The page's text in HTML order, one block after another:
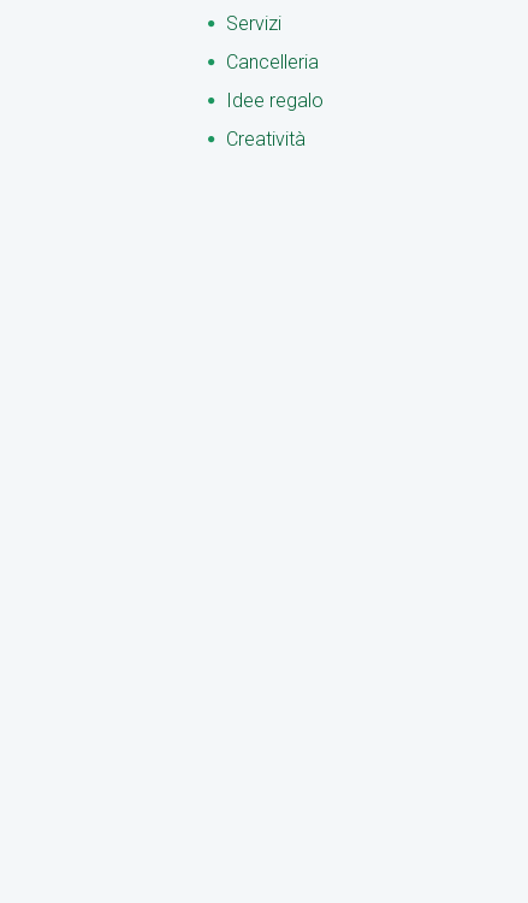
Servizi
Cancelleria
Idee regalo
Creatività